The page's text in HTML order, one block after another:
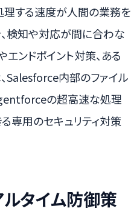
理する速度が人間の業務を
検知や対応が間に合わな
ンドポイント対策、ある
Salesforce内部のファイル
の超高速な処理
専用のセキュリティ対策
タイム防御策